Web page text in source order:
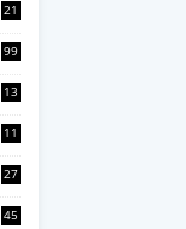
21
99
13
11
27
45